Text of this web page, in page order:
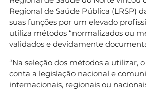
Regional de Saúde Pública (LRSP)
suas funções por um elevado
utiliza métodos “normalizados ou
validados e devidamente
“Na seleção dos métodos a utilizar,
conta a legislação nacional e
internacionais, regionais ou